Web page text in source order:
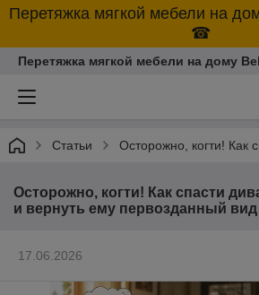
Перетяжка мягкой мебели на
☎
Перетяжка мягкой мебели на дому
Статьи Осторожно, когти! Как
Осторожно, когти! Как спасти
и вернуть ему первозданный вид
17.06.2026